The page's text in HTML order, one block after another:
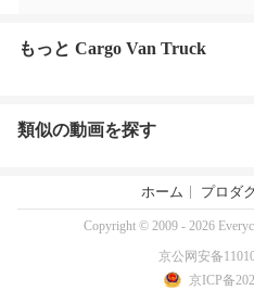
もっと Cargo Van Truck
類似の動画を探す
ホーム プロダ
Copyright © 2009 - 2026
京公网安备
京ICP备